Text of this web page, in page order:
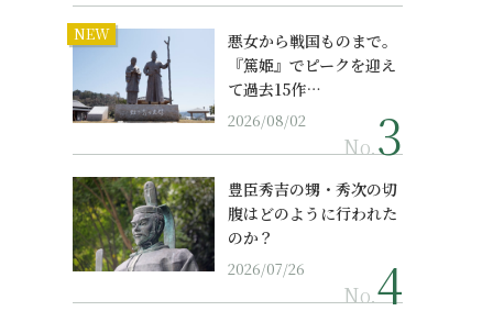
NEW
悪女から戦国ものまで。
『篤姫』でピークを迎え
て過去15作…
2026/08/02
No.
豊臣秀吉の甥・秀次の切
腹はどのように行われた
のか？
2026/07/26
No.